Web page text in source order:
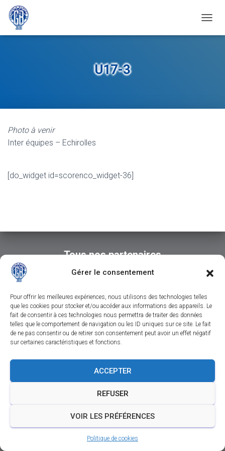
Gérer le consentement
Pour offrir les meilleures expériences, nous utilisons des technologies telles
que les cookies pour stocker et/ou accéder aux informations des appareils. Le
fait de consentir à ces technologies nous permettra de traiter des données
telles que le comportement de navigation ou les ID uniques sur ce site. Le fait
de ne pas consentir ou de retirer son consentement peut avoir un effet négatif
sur certaines caractéristiques et fonctions.
ACCEPTER
REFUSER
VOIR LES PRÉFÉRENCES
Politique de cookies
U17-3
Photo à venir
Inter équipes – Echirolles
[do_widget id=scorenco_widget-36]
Tous nos partenaires
SUIVEZ-NOUS SUR INSTAGRAM